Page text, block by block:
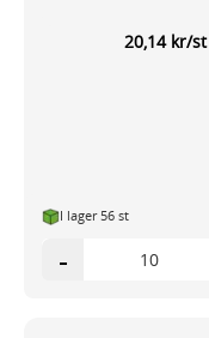
20,14 kr/st
I lager 56 st
-